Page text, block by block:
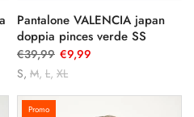
Pantalone VALENCIA japan
doppia pinces verde SS
€39,99 €9,99
S M L XL
Promo